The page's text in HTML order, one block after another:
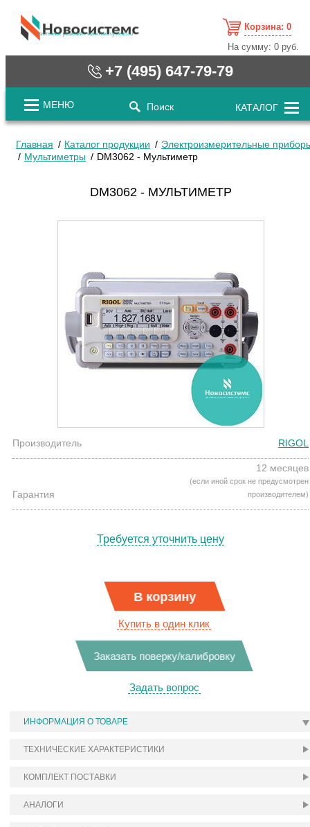
cистемные решения / www.novosystems.ru
Корзина: 0
На сумму:0 руб.
+7 (495) 647-79-79
МЕНЮ Поиск КАТАЛОГ
Главная Каталог продукции
Электроизмерительные
Мультиметры
DM3062 - Мультиметр
DM3062 - МУЛЬТИМЕТР
Производитель RIGOL
Гарантия
12 месяцев
(если иной срок не предусмотрен
производителем)
Требуется уточнить цену
В корзину
Купить в один клик
Заказать поверку/калибровку
Задать вопрос
ИНФОРМАЦИЯ О ТОВАРЕ
ТЕХНИЧЕСКИЕ ХАРАКТЕРИСТИКИ
КОМПЛЕКТ ПОСТАВКИ
АНАЛОГИ